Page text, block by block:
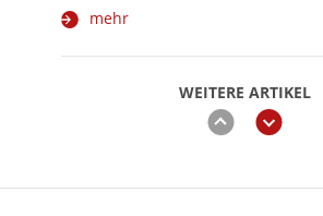
WEITERE ARTIKEL
zurückweiter
mehr